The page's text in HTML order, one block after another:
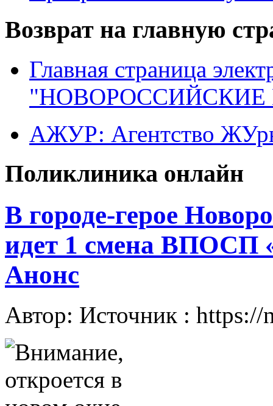
Возврат на главную
Главная страница
"НОВОРОССИЙСКИЕ
АЖУР: Агентство
Поликлиника онлайн
В городе-герое
идет 1 смена ВПОСП
Анонс
Автор: Источник : https://